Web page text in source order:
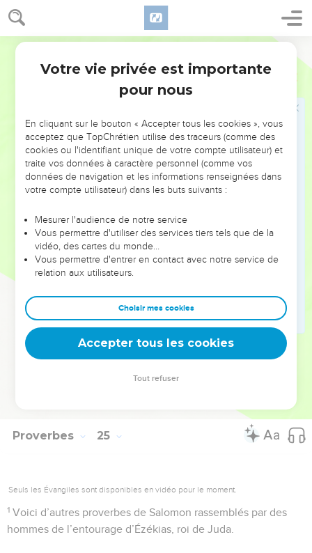
Proverbes 24
Une réponse donnée avec franchise est une vraie preuve
d’amitié.
N’envisage de bâtir une maison qu’après avoir terminé tes
travaux au-dehors et préparé tes champs pour la récolte.
Ne dis pas : « J’agirai avec lui comme il a agi avec moi, je
lui rendrai la monnaie de sa pièce ! »
Portrait du paresseux
Un jour, je suis passé près du champ et de la vigne d’un
Des ronces et des mauvaises herbes poussaient partout, le
mur de clôture était écroulé.
J’ai réfléchi à ce que j’avais vu et j’en ai tiré la leçon :
étendu en te croisant les bras.
Pendant ce temps, la pauvreté arrive sur toi comme un
rôdeur, la misère te surprend comme un pillard.
© Société biblique française – Bibli’O, 1997, avec autorisation. Pour vous procurer
Proverbes 25
Seuls les Évangiles sont disponibles en vidéo pour le moment.
1 Voici d’autres proverbes de Salomon rassemblés par des
hommes de l’entourage d’Ézékias, roi de Juda.
Votre vie privée est importante
pour nous
En cliquant sur le bouton « Accepter tous les cookies », vous
acceptez que TopChrétien utilise des traceurs (comme des
cookies ou l'identifiant unique de votre compte utilisateur) et
traite vos données à caractère personnel (comme vos
données de navigation et les informations renseignées dans
votre compte utilisateur) dans les buts suivants :
Mesurer l'audience de notre service
Vous permettre d'utiliser des services tiers tels que de la
vidéo, des cartes du monde…
Vous permettre d'entrer en contact avec notre service de
relation aux utilisateurs.
Choisir mes cookies
Accepter tous les cookies
Tout refuser